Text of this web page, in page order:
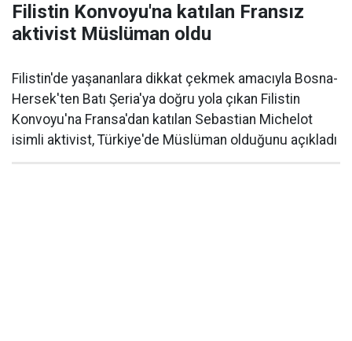
Filistin Konvoyu'na katılan Fransız
aktivist Müslüman oldu
Filistin'de yaşananlara dikkat çekmek amacıyla Bosna-
Hersek'ten Batı Şeria'ya doğru yola çıkan Filistin
Konvoyu'na Fransa'dan katılan Sebastian Michelot
isimli aktivist, Türkiye'de Müslüman olduğunu açıkladı